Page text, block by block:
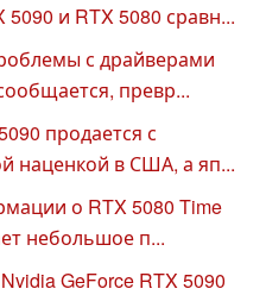
и RTX 5080 сравн...
с драйверами
превр...
продается с
наценкой в США, а яп...
о RTX 5080 Time
небольшое п...
GeForce RTX 5090